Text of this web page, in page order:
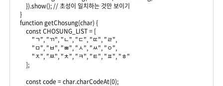
}).show(); // 초성이 일치하는 것만 보이기
}
function getChosung(char) {
const CHOSUNG_LIST = [
"ㄱ", "ㄲ", "ㄴ", "ㄷ", "ㄸ", "ㄹ",
"ㅁ", "ㅂ", "ㅃ", "ㅅ", "ㅆ", "ㅇ",
"ㅈ", "ㅉ", "ㅊ", "ㅋ", "ㅌ", "ㅍ", "ㅎ"
];
const code = char.charCodeAt(0);